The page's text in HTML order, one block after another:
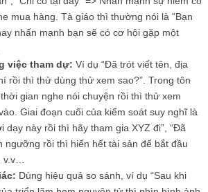
mua hàng. Tà giáo thì thường nói là “Bạn
nhấn mạnh bạn sẽ có cơ hội gặp một
việc tham dự: Ví dụ “Đã trót viết tên, địa
rồi thì thử dùng thử xem sao?”. Trong tôn
gian nghe nói chuyện rồi thì thử xem
Giai đoạn cuối của kiểm soát suy nghĩ là
dạy này rồi thì hãy tham gia XYZ đi”, “Đã
ngưỡng rồi thì hiến hết tài sản để bắt đầu
Dùng hiệu quả so sánh, ví dụ “Sau khi